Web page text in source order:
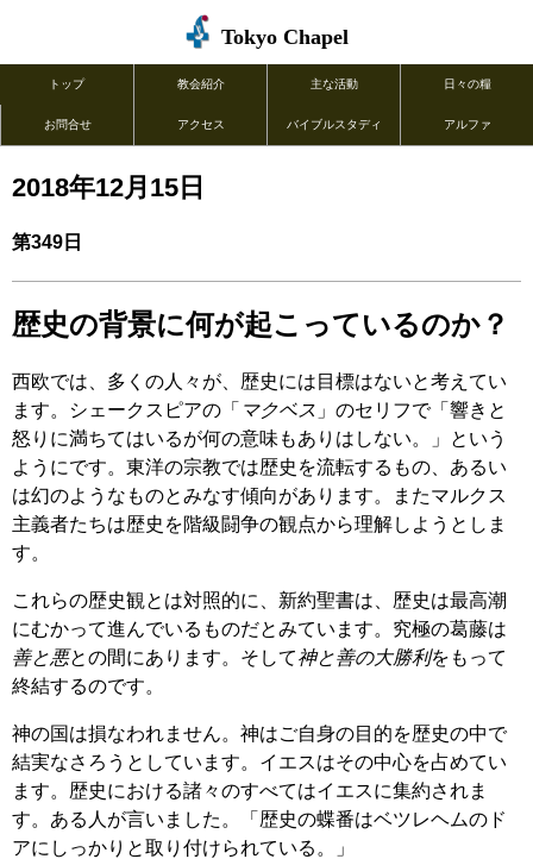
Tokyo Chapel
トップ 教会紹介 主な活動 日々の糧
お問合せ アクセス バイブルスタディ アルファ
2018年12月15日
第349日
歴史の背景に何が起こっているのか？
西欧では、多くの人々が、歴史には目標はないと考えてい
ます。シェークスピアの「 マクベス 」のセリフで「響きと
怒りに満ちてはいるが何の意味もありはしない。」という
ようにです。東洋の宗教では歴史を流転するもの、あるい
は幻のようなものとみなす傾向があります。またマルクス
主義者たちは歴史を階級闘争の観点から理解しようとしま
す。
これらの歴史観とは対照的に、新約聖書は、歴史は最高潮
にむかって進んでいるものだとみています。究極の葛藤は
善と悪との間にあります。そして神と善の大勝利をもって
終結するのです。
神の国は損なわれません。神はご自身の目的を歴史の中で
結実なさろうとしています。イエスはその中心を占めてい
ます。歴史における諸々のすべてはイエスに集約されま
す。ある人が言いました。「歴史の蝶番はベツレヘムのド
アにしっかりと取り付けられている。」